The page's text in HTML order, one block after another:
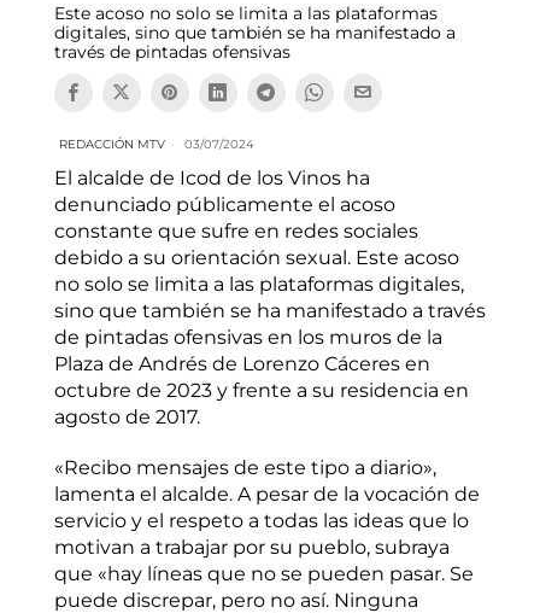
Este acoso no solo se limita a las plataformas
digitales, sino que también se ha manifestado a
través de pintadas ofensivas
REDACCIÓN MTV 03/07/2024
El alcalde de Icod de los Vinos ha
denunciado públicamente el acoso
constante que sufre en redes sociales
debido a su orientación sexual. Este acoso
no solo se limita a las plataformas digitales,
sino que también se ha manifestado a través
de pintadas ofensivas en los muros de la
Plaza de Andrés de Lorenzo Cáceres en
octubre de 2023 y frente a su residencia en
agosto de 2017.
«Recibo mensajes de este tipo a diario»,
lamenta el alcalde. A pesar de la vocación de
servicio y el respeto a todas las ideas que lo
motivan a trabajar por su pueblo, subraya
que «hay líneas que no se pueden pasar. Se
puede discrepar, pero no así. Ninguna